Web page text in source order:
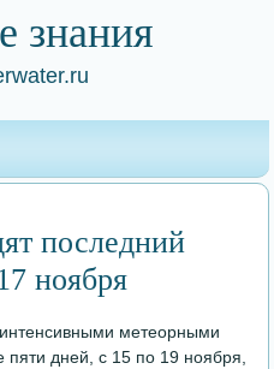
знания
последний
ноября
метеорными
дней, с 15 по 19 ноября,